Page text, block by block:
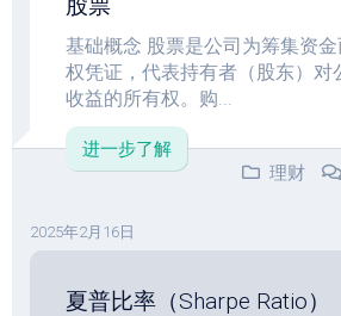
基础概念 股票是公司为筹集资
权凭证，代表持有者（股东）对
收益的所有权。购...
进一步了解
理财
2025年2月16日
夏普比率（Sharpe Ratio）